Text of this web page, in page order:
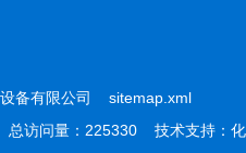
设备有限公司 sitemap.xml
总访问量：225330 技术支持： 化